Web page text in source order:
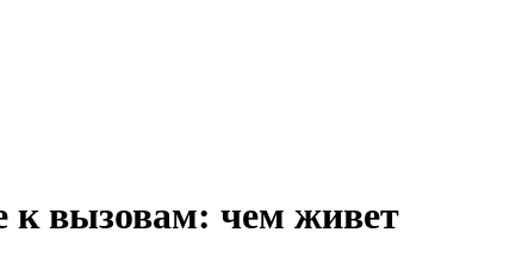
к вызовам: чем живет